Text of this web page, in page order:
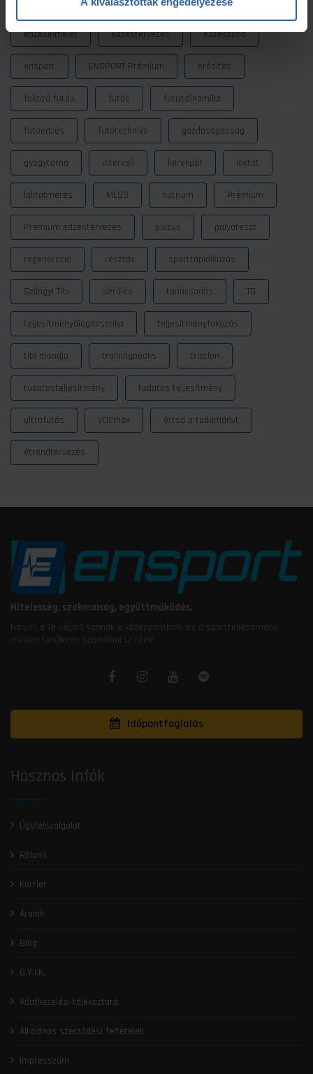
edzéselmélet edzéstervezés edzészóna
ensport ENSPORT Prémium erősítés
fokozó futás futás futásdinamika
futóedzés futótechnika gazdaságosság
gyógytorna intervall kerékpár laktát
laktátmérés MLSS nutrium Prémium
Prémium edzéstervezés pulzus pályateszt
regeneráció résztáv sporttáplálkozás
Szilágyi Tibi sérülés tanácsadás TD
teljesítménydiagnosztika teljesítményfokozás
tibi mondja trainingpeaks triatlon
tudatosteljesítmény tudatos teljesítmény
ultrafutás VO2max értsd a tudományt
étrendtervezés
Hitelesség, szakmaiság, együttműködés.
Nálunk a Te céljaid vannak a középpontban, és a sportteljesítmény
minden területén számíthatsz ránk!
Időpontfoglalás
Hasznos Infók
Ügyfélszolgálat
Rólunk
Karrier
Áraink
Blog
G.Y.I.K.
Adatkezelési tájékoztató
Általános szerződési feltételek
Impresszum